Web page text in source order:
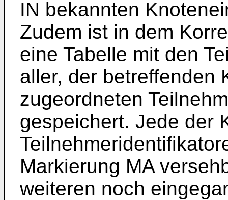
IN bekannten
Zudem ist in dem
eine Tabelle mit den
aller, der betreffenden
zugeordneten
gespeichert. Jede der
Markierung MA
weiteren noch